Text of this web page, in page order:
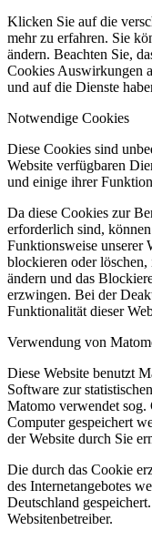
Klicken Sie auf die
mehr zu erfahren. Sie
ändern. Beachten Sie,
Cookies Auswirkungen
und auf die Dienste
Notwendige Cookies
Diese Cookies sind
Website verfügbaren
und einige ihrer
Da diese Cookies zur
erforderlich sind,
Funktionsweise unserer
blockieren oder
ändern und das
erzwingen. Bei der
Funktionalität dieser
Verwendung von
Diese Website benutzt
Software zur
Matomo verwendet sog.
Computer gespeichert
der Website durch Sie
Die durch das Cookie
des Internetangebotes
Deutschland
Websitenbetreiber.